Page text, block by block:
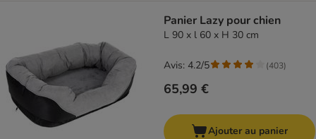
Panier Lazy pour chien
L 90 x l 60 x H 30 cm
65,99 €
Avis: 4.2/5 (403)
Ajouter au panier